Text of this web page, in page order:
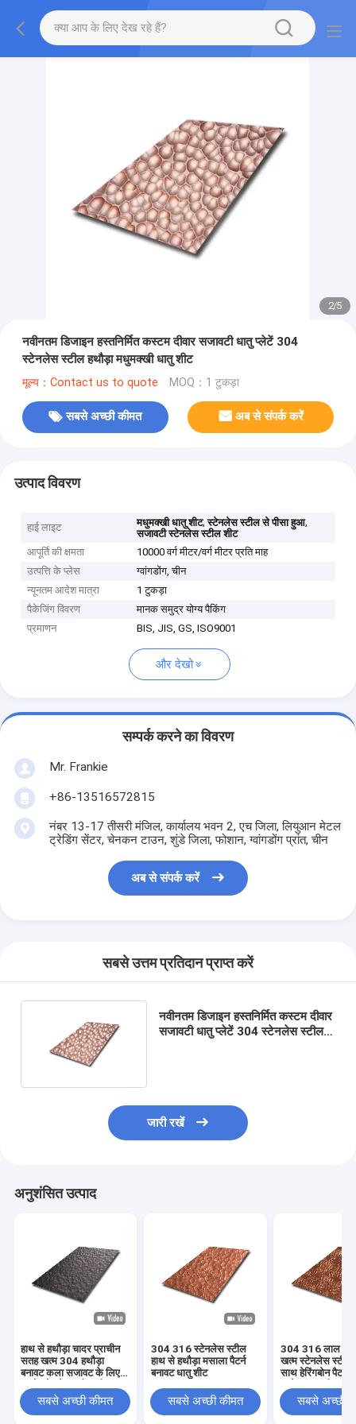
2/5
नवीनतम डिजाइन हस्तनिर्मित कस्टम दीवार सजावटी धातु प्लेटें 304
स्टेनलेस स्टील हथौड़ा मधुमक्खी धातु शीट
मूल्य：Contact us to quote MOQ：1 टुकड़ा
सबसे अच्छी कीमत अब से संपर्क करें
उत्पाद विवरण
हाई लाइट मधुमक्खी धातु शीट,स्टेनलेस स्टील से पीसा हुआ,
सजावटी स्टेनलेस स्टील शीट
आपूर्ति की क्षमता
10000 वर्ग मीटर/वर्ग मीटर प्रति माह
उत्पत्ति के प्लेस
ग्वांगडोंग, चीन
न्यूनतम आदेश मात्रा
1 टुकड़ा
पैकेजिंग विवरण
मानक समुद्र योग्य पैकिंग
प्रमाणन
BIS, JIS, GS, ISO9001
और देखो
सम्पर्क करने का विवरण
Mr. Frankie
+86-13516572815
नंबर 13-17 तीसरी मंजिल, कार्यालय भवन 2, एच जिला, लियुआन मेटल
ट्रेडिंग सेंटर, चेनकन टाउन, शुंडे जिला, फोशान, ग्वांगडोंग प्रांत, चीन
अब से संपर्क करें
सबसे उत्तम प्रतिदान प्राप्त करें
नवीनतम डिजाइन हस्तनिर्मित कस्टम दीवार
सजावटी धातु प्लेटें 304 स्टेनलेस स्टील
जारी रखें
अनुशंसित उत्पाद
हाथ से हथौड़ा चादर प्राचीन
सतह खत्म 304 हथौड़ा
बनावट कला सजावट के लिए
सबसे अच्छी कीमत
304 316 स्टेनलेस स्टील
हाथ से हथौड़ा मसाला पैटर्न
बनावट धातु शीट
सबसे अच्छी कीमत
304 316 लाल
खत्म स्टेनलेस स्टील
साथ हेरिंगबोन पैटर्न
सबसे अच्छी